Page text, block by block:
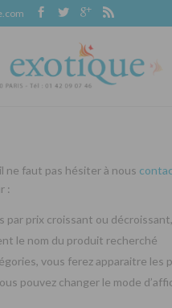
ne faut pas hésiter à nous
:
par prix croissant ou
le nom du produit recherché
vous ferez apparaitre les
pouvez changer le mode